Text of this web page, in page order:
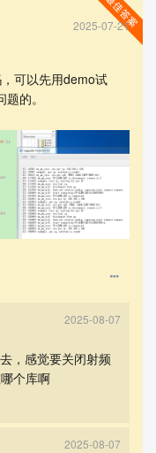
2025-07-21
可以先用demo试
的。
2025-08-07
，感觉要关闭射频
个库啊
2025-08-07